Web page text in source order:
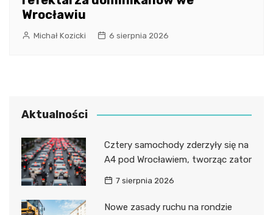
Wrocławiu
Michał Kozicki 6 sierpnia 2026
Aktualności
Cztery samochody zderzyły się na
A4 pod Wrocławiem, tworząc zator
7 sierpnia 2026
Nowe zasady ruchu na rondzie